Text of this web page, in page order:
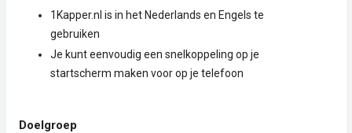
1Kapper.nl is in het Nederlands en Engels te
gebruiken
Je kunt eenvoudig een snelkoppeling op je
startscherm maken voor op je telefoon
Doelgroep